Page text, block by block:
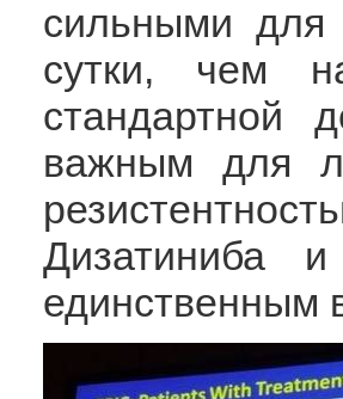
сильными
сутки, чем
стандартной
важным для
Дизатиниба
единственным